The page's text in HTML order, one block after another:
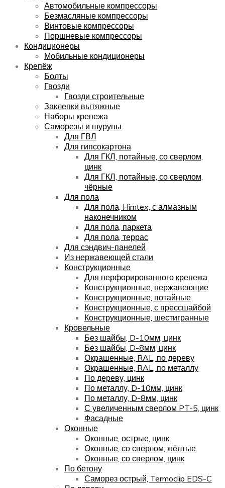
Автомобильные компрессоры
Безмасляные компрессоры
Винтовые компрессоры
Поршневые компрессоры
Кондиционеры
Мобильные кондиционеры
Крепёж
Болты
Гвозди
Гвозди строительные
Заклепки вытяжные
Наборы крепежа
Саморезы и шурупы
Для ГВЛ
Для гипсокартона
Для ГКЛ, потайные, со сверлом,
цинк
Для ГКЛ, потайные, со сверлом,
чёрные
Для пола
Для пола, Himtex, с алмазным
наконечником
Для пола, паркета
Для пола, террас
Для сэндвич-панелей
Из нержавеющей стали
Конструкционные
Для перфорированного крепежа
Конструкционные, нержавеющие
Конструкционные, потайные
Конструкционные, с прессшайбой
Конструкционные, шестигранные
Кровельные
Без шайбы, D-10мм, цинк
Без шайбы, D-8мм, цинк
Окрашенные, RAL, по дереву
Окрашенные, RAL, по металлу
По дереву, цинк
По металлу, D-10мм, цинк
По металлу, D-8мм, цинк
С увеличенным сверлом PT-5, цинк
Фасадные
Оконные
Оконные, острые, цинк
Оконные, со сверлом, жёлтые
Оконные, со сверлом, цинк
По бетону
Саморез острый, Termoclip EDS-C